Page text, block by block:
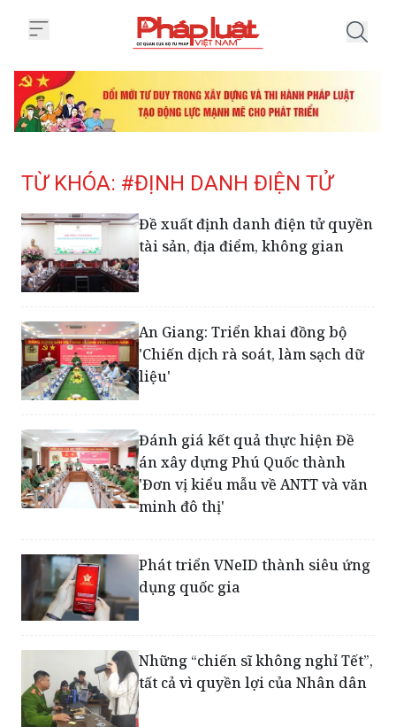
TỪ KHÓA: #ĐỊNH DANH ĐIỆN TỬ
Đề xuất định danh điện tử quyền
tài sản, địa điểm, không gian
An Giang: Triển khai đồng bộ
'Chiến dịch rà soát, làm sạch dữ
liệu'
Đánh giá kết quả thực hiện Đề
án xây dựng Phú Quốc thành
'Đơn vị kiểu mẫu về ANTT và văn
minh đô thị'
Phát triển VNeID thành siêu ứng
dụng quốc gia
Những “chiến sĩ không nghỉ Tết”,
tất cả vì quyền lợi của Nhân dân